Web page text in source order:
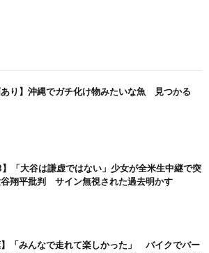
あり】沖縄でガチ化け物みたいな魚 見つかる
】「大谷は謙虚ではない」少女が全米生中継で突
翔平批判 サイン無視された過去明かす
】「みんなで走れて楽しかった」 バイクでバー